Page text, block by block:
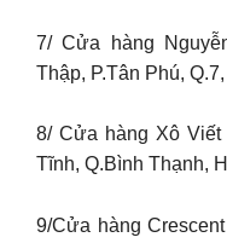
7/ Cửa hàng
Thập, P.Tân Phú,
8/ Cửa hàng Xô
Tĩnh, Q.Bình Thạnh,
9/Cửa hàng